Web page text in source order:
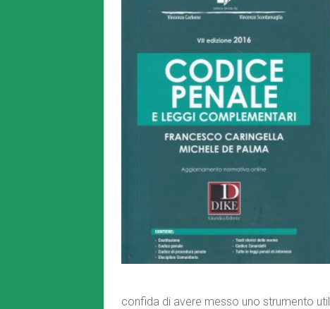
confida di avere messo uno strumento